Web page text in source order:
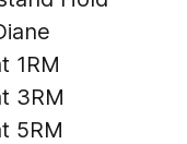
1RM
3RM
5RM